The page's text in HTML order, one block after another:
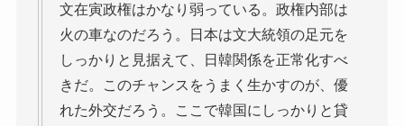
文在寅政権はかなり弱っている。政権内部は
火の車なのだろう。日本は文大統領の足元を
しっかりと見据えて、日韓関係を正常化すべ
きだ。このチャンスをうまく生かすのが、優
れた外交だろう。ここで韓国にしっかりと貸